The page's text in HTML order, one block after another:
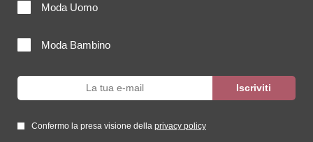
Moda Uomo
Moda Bambino
Confermo la presa visione della privacy policy